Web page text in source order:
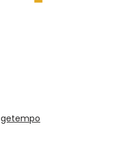
getempo